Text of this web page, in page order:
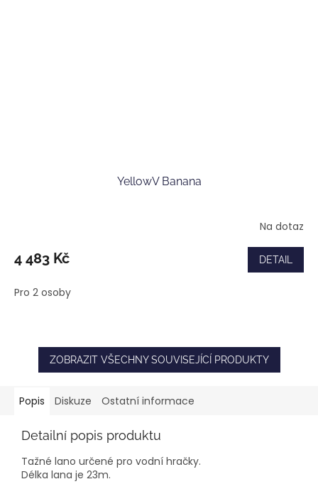
YellowV Banana
Na dotaz
4 483 Kč DETAIL
Pro 2 osoby
ZOBRAZIT VŠECHNY SOUVISEJÍCÍ PRODUKTY
Popis Diskuze Ostatní informace
Detailní popis produktu
Tažné lano určené pro vodní hračky.
Délka lana je 23m.